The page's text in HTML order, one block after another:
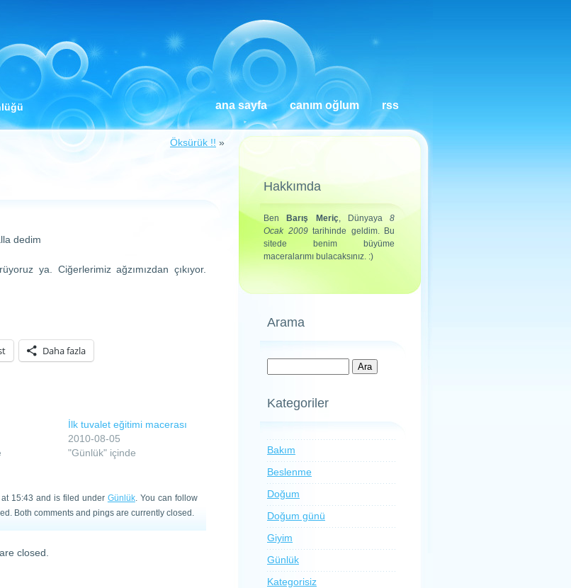
ana sayfa canım oğlum rss
Öksürük !! »
dedim
ya. Ciğerlerimiz ağzımızdan çıkıyor.
Daha fazla
İlk tuvalet eğitimi macerası
2010-08-05
"Günlük" içinde
at 15:43 and is filed under Günlük. You can follow
Both comments and pings are currently closed.
closed.
Hakkımda
Ben Barış Meriç, Dünyaya 8
Ocak 2009tarihinde geldim. Bu
sitede benim büyüme
maceralarımı bulacaksınız. :)
Arama
Kategoriler
Bakım
Beslenme
Doğum
Doğum günü
Giyim
Günlük
Kategorisiz